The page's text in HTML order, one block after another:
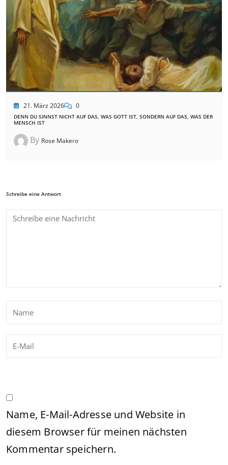
21. März 2026 0
DENN DU SINNST NICHT AUF DAS, WAS GOTT IST, SONDERN AUF DAS, WAS DER
MENSCH IST
By Rose Makero
Schreibe eine Antwort
Name, E-Mail-Adresse und Website in
diesem Browser für meinen nächsten
Kommentar speichern.